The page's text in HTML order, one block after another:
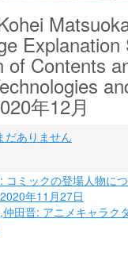
of Contents
年12月
だありません
ミックの登場人物に
年11月27日
田晋: アニメキャラ